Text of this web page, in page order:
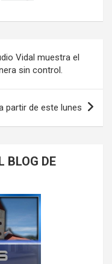
Vidal muestra el
sin control.
partir de este lunes
BLOG DE